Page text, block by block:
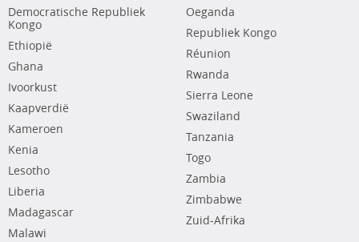
Democratische Republiek
Kongo
Ethiopië
Ghana
Ivoorkust
Kaapverdië
Kameroen
Kenia
Lesotho
Liberia
Madagascar
Malawi
Oeganda
Republiek Kongo
Réunion
Rwanda
Sierra Leone
Swaziland
Tanzania
Togo
Zambia
Zimbabwe
Zuid-Afrika